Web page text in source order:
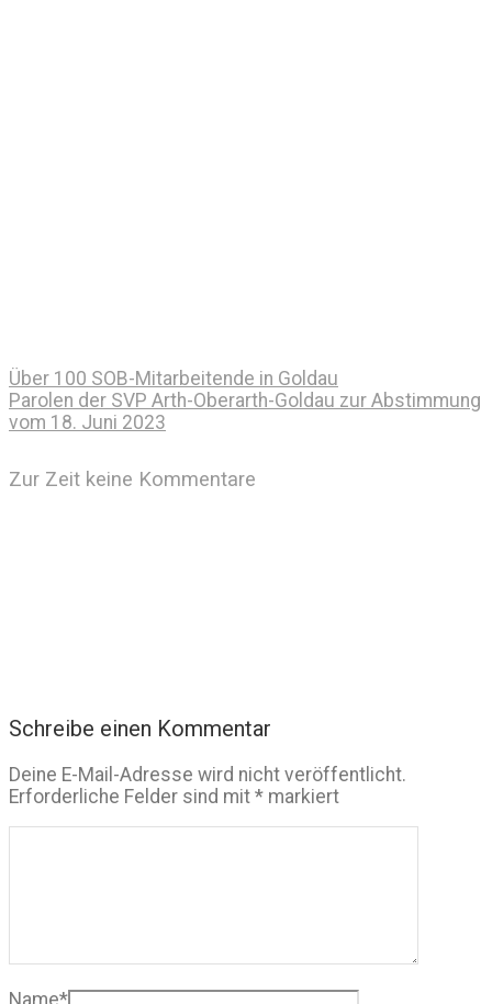
Über 100 SOB-Mitarbeitende in Goldau
Parolen der SVP Arth-Oberarth-Goldau zur Abstimmung
vom 18. Juni 2023
Zur Zeit keine Kommentare
Schreibe einen Kommentar
Deine E-Mail-Adresse wird nicht veröffentlicht.
Erforderliche Felder sind mit * markiert